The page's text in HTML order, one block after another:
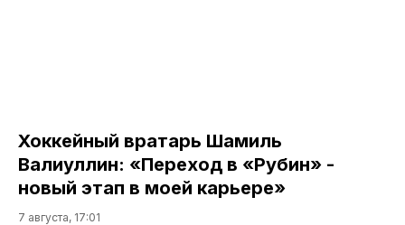
Хоккейный вратарь Шамиль
Валиуллин: «Переход в «Рубин» -
новый этап в моей карьере»
7 августа, 17:01